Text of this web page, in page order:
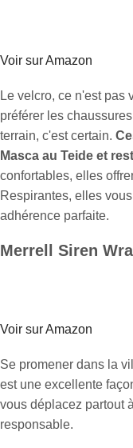
Voir sur Amazon
Le velcro, ce n'est pas
préférer les
terrain, c'est certain.
Masca au Teide et
confortables, elles
Respirantes, elles
adhérence parfaite.
Merrell Siren
Voir sur Amazon
Se promener dans la
est une excellente
vous déplacez partout
responsable.